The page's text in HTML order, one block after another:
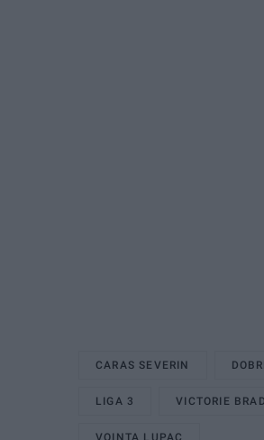
CARAS SEVERIN
LIGA 3 VICTORIE BRAD